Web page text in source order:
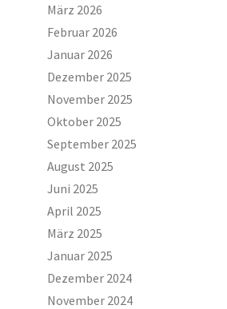
März 2026
Februar 2026
Januar 2026
Dezember 2025
November 2025
Oktober 2025
September 2025
August 2025
Juni 2025
April 2025
März 2025
Januar 2025
Dezember 2024
November 2024